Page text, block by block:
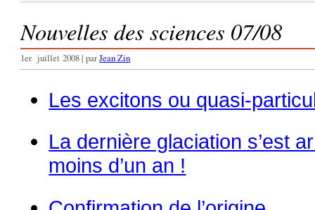
Nouvelles des sciences 07/08
1er juillet 2008 | parJean Zin
Les excitons ou quasi-
La dernière glaciation s’est
moins d’un an !